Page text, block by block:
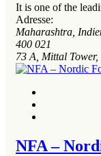
It is one of the
Adresse:
Maharashtra,
400 021
73 A, Mittal
NFA –